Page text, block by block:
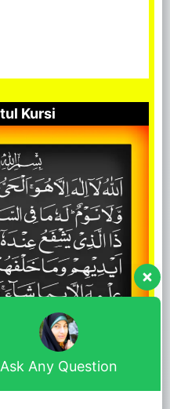
Kursi
روحانی حفاظت اور خیروبرکت
Ask Any Question